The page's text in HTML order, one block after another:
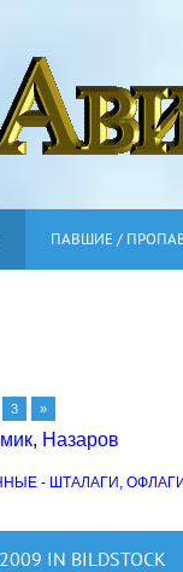
ПАВШИЕ /
3 »
, Назаров
- ШТАЛАГИ,
IN BILDSTOCK